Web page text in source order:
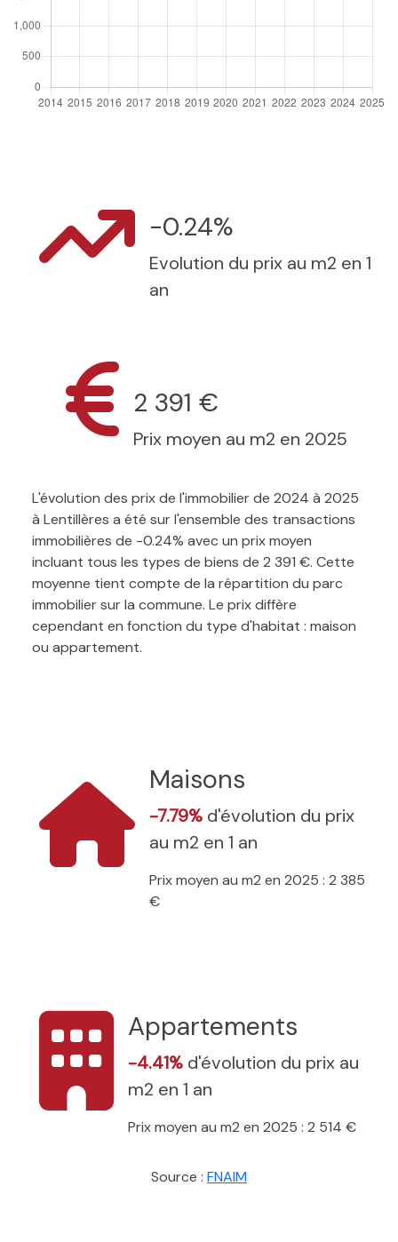
-0.24%
Evolution du prix au m2 en 1
an
2 391 €
Prix moyen au m2 en 2025
L'évolution des prix de l'immobilier de 2024 à 2025
à Lentillères a été sur l'ensemble des transactions
immobilières de -0.24% avec un prix moyen
incluant tous les types de biens de 2 391 €. Cette
moyenne tient compte de la répartition du parc
immobilier sur la commune. Le prix diffère
cependant en fonction du type d'habitat : maison
ou appartement.
Maisons
-7.79% d'évolution du prix
au m2 en 1 an
Prix moyen au m2 en 2025 : 2 385
€
Appartements
-4.41% d'évolution du prix au
m2 en 1 an
Prix moyen au m2 en 2025 : 2 514 €
Source : FNAIM